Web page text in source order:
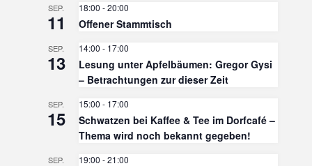
SEP.
11
18:00 -20:00
Offener Stammtisch
SEP.
13
14:00 - 17:00
Lesung unter Apfelbäumen: Gregor Gysi
– Betrachtungen zur dieser Zeit
SEP.
15
15:00 - 17:00
Schwatzen bei Kaffee & Tee im Dorfcafé –
Thema wird noch bekannt gegeben!
SEP. 19:00 -21:00